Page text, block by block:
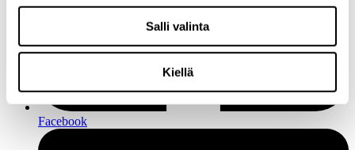
Salli valinta
Kiellä
Facebook